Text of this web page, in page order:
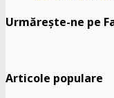
Urmărește-ne pe
Articole populare